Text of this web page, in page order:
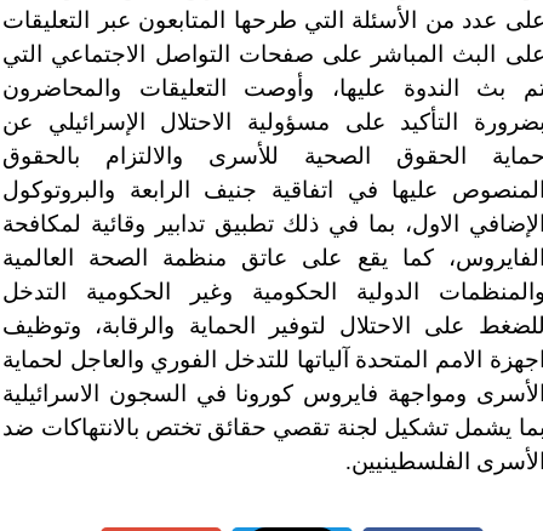
عدد من الأسئلة التي طرحها المتابعون عبر التعليقات
البث المباشر على صفحات التواصل الاجتماعي التي
بث الندوة عليها، وأوصت التعليقات والمحاضرون
التأكيد على مسؤولية الاحتلال الإسرائيلي عن
الحقوق الصحية للأسرى والالتزام بالحقوق
عليها في اتفاقية جنيف الرابعة والبروتوكول
الاول، بما في ذلك تطبيق تدابير وقائية لمكافحة
كما يقع على عاتق منظمة الصحة العالمية
الدولية الحكومية وغير الحكومية التدخل
على الاحتلال لتوفير الحماية والرقابة، وتوظيف
الامم المتحدة آلياتها للتدخل الفوري والعاجل لحماية
ومواجهة فايروس كورونا في السجون الاسرائيلية
يشمل تشكيل لجنة تقصي حقائق تختص بالانتهاكات ضد
الفلسطينيين.